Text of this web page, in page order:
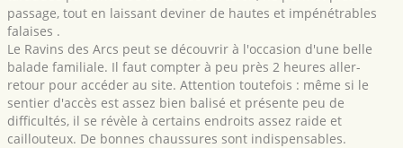
passage, tout en laissant deviner de hautes et impénétrables
falaises .
Le Ravins des Arcs peut se découvrir à l'occasion d'une belle
balade familiale. Il faut compter à peu près 2 heures aller-
retour pour accéder au site. Attention toutefois : même si le
sentier d'accès est assez bien balisé et présente peu de
difficultés, il se révèle à certains endroits assez raide et
caillouteux. De bonnes chaussures sont indispensables.